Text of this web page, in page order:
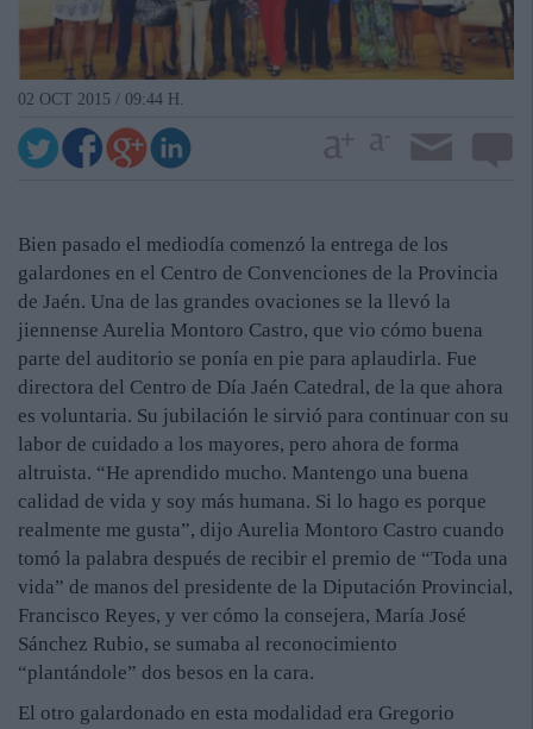
02 OCT 2015 / 09:44 H.
Bien pasado el mediodía comenzó la entrega de los
galardones en el Centro de Convenciones de la Provincia
de Jaén. Una de las grandes ovaciones se la llevó la
jiennense Aurelia Montoro Castro, que vio cómo buena
parte del auditorio se ponía en pie para aplaudirla. Fue
directora del Centro de Día Jaén Catedral, de la que ahora
es voluntaria. Su jubilación le sirvió para continuar con su
labor de cuidado a los mayores, pero ahora de forma
altruista. “He aprendido mucho. Mantengo una buena
calidad de vida y soy más humana. Si lo hago es porque
realmente me gusta”, dijo Aurelia Montoro Castro cuando
tomó la palabra después de recibir el premio de “Toda una
vida” de manos del presidente de la Diputación Provincial,
Francisco Reyes, y ver cómo la consejera, María José
Sánchez Rubio, se sumaba al reconocimiento
“plantándole” dos besos en la cara.
El otro galardonado en esta modalidad era Gregorio